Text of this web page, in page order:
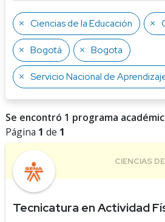
Ciencias de la Educación
Bogotá Bogota
Servicio Nacional de
Se encontró 1 programa
Página 1 de 1
Tecnicatura en Actividad